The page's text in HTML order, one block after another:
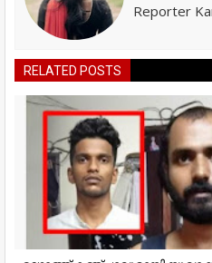
Reporter
RELATED POSTS